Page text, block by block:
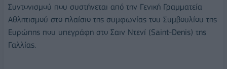
Συντονισμού που συστήνεται από την Γενική Γραμματεία
Αθλητισμού στο πλαίσιο της συμφωνίας του Συμβουλίου της
Ευρώπης που υπεγράφη στο Σαιν Ντενί (Saint-Denis) της
Γαλλίας.